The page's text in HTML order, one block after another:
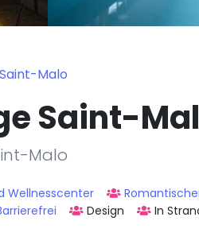
Malo
Saint-
Malo
Wellnesscenter
Design In